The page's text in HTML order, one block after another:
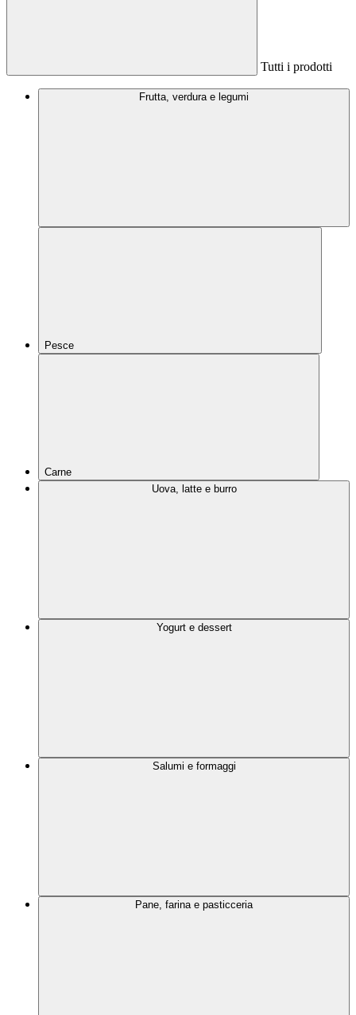
Tutti i prodotti
Frutta, verdura e legumi
Pesce
Carne
Uova, latte e burro
Yogurt e dessert
Salumi e formaggi
Pane, farina e pasticceria